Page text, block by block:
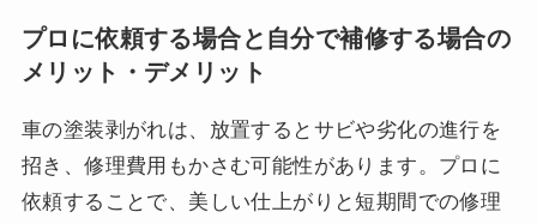
プロに依頼する場合と自分で補修する場合の
メリット・デメリット
車の塗装剥がれは、放置するとサビや劣化の進行を
招き、修理費用もかさむ可能性があります。プロに
依頼することで、美しい仕上がりと短期間での修理